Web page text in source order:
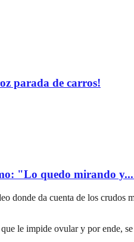
parada de carros!
"Lo quedo mirando
donde da cuenta de los crudos
le impide ovular y por ende,